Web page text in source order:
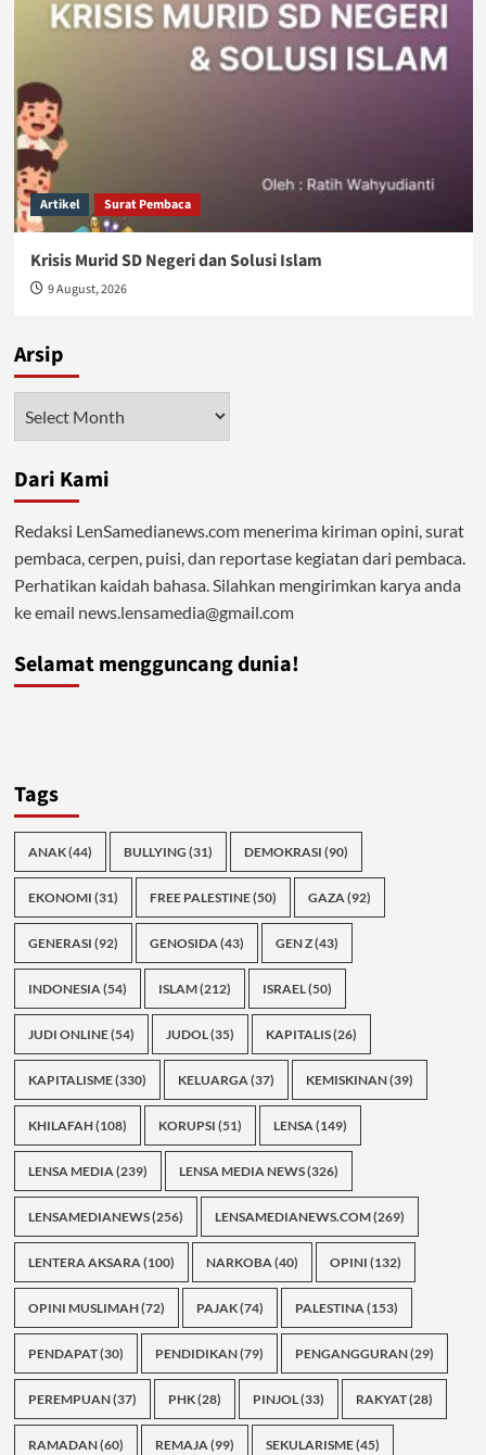
Artikel Surat Pembaca
Krisis Murid SD Negeri dan Solusi Islam
9 August, 2026
Arsip
Dari Kami
Redaksi LenSamedianews.com menerima kiriman opini, surat
pembaca, cerpen, puisi, dan reportase kegiatan dari pembaca.
Perhatikan kaidah bahasa. Silahkan mengirimkan karya anda
ke email news.lensamedia@gmail.com
Selamat mengguncang dunia!
Tags
ANAK(44) BULLYING (31) DEMOKRASI (90)
EKONOMI (31) FREE PALESTINE(50) GAZA(92)
GENERASI (92) GENOSIDA(43) GEN Z(43)
INDONESIA(54) ISLAM(212) ISRAEL(50)
JUDI ONLINE(54) JUDOL(35) KAPITALIS(26)
KAPITALISME(330) KELUARGA(37) KEMISKINAN(39)
KHILAFAH(108) KORUPSI (51) LENSA(149)
LENSA MEDIA(239) LENSA MEDIA NEWS(326)
LENSAMEDIANEWS(256) LENSAMEDIANEWS.COM(269)
LENTERA AKSARA(100) NARKOBA(40) OPINI (132)
OPINI MUSLIMAH(72) PAJAK(74) PALESTINA(153)
PENDAPAT(30) PENDIDIKAN(79) PENGANGGURAN(29)
PEREMPUAN(37) PHK(28) PINJOL(33) RAKYAT(28)
RAMADAN(60) REMAJA(99) SEKULARISME(45)